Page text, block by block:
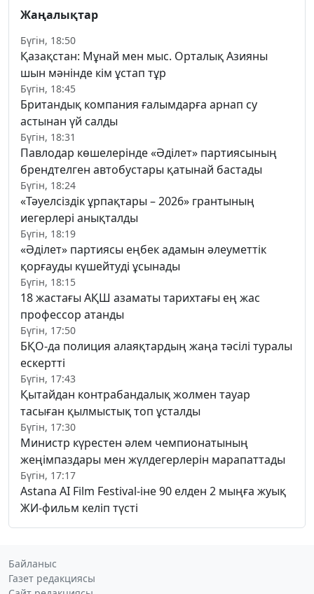
Жаңалықтар
Бүгін, 18:50
Қазақстан: Мұнай мен мыс. Орталық Азияны
шын мәнінде кім ұстап тұр
Бүгін, 18:45
Британдық компания ғалымдарға арнап су
астынан үй салды
Бүгін, 18:31
Павлодар көшелерінде «Әділет» партиясының
брендтелген автобустары қатынай бастады
Бүгін, 18:24
«Тәуелсіздік ұрпақтары – 2026» грантының
иегерлері анықталды
Бүгін, 18:19
«Әділет» партиясы еңбек адамын әлеуметтік
қорғауды күшейтуді ұсынады
Бүгін, 18:15
18 жастағы АҚШ азаматы тарихтағы ең жас
профессор атанды
Бүгін, 17:50
БҚО-да полиция алаяқтардың жаңа тәсілі туралы
ескертті
Бүгін, 17:43
Қытайдан контрабандалық жолмен тауар
тасыған қылмыстық топ ұсталды
Бүгін, 17:30
Министр күрестен әлем чемпионатының
жеңімпаздары мен жүлдегерлерін марапаттады
Бүгін, 17:17
Astana AI Film Festival-іне 90 елден 2 мыңға жуық
ЖИ-фильм келіп түсті
Байланыс
Газет редакциясы